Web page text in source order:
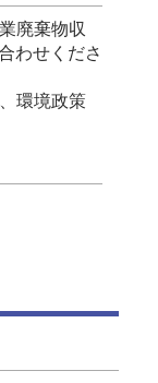
廃棄物収
わせくださ
環境政策